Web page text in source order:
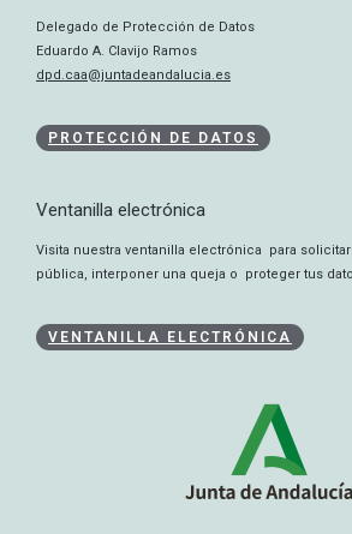
Delegado de Protección de Datos
Eduardo A. Clavijo Ramos
dpd.caa@juntadeandalucia.es
PROTECCIÓN DE DATOS
Ventanilla electrónica
Visita nuestra ventanilla electrónica para
pública, interponer una queja o proteger tus
VENTANILLA ELECTRÓNICA